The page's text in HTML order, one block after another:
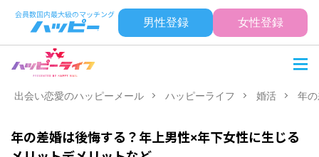
男性登録 女性登録
出会い恋愛のハッピーメール ハッピーライフ 婚活 年
年の差婚は後悔する？年上男性×年下女性に生じる